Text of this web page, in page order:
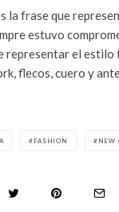
la frase que
estuvo
representar el estilo
flecos, cuero y
FASHION NEW